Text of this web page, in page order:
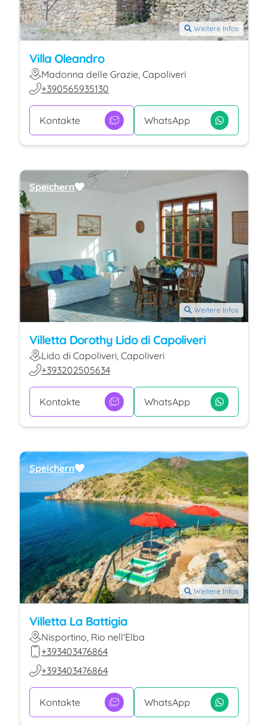
Weitere Infos
Villa Oleandro
Madonna delle Grazie, Capoliveri
+390565935130
Kontakte WhatsApp
Weitere Infos
Villetta Dorothy Lido di Capoliveri
Lido di Capoliveri, Capoliveri
+393202505634
Kontakte WhatsApp
Speichern
Weitere Infos
Villetta La Battigia
Nisportino, Rio nell'Elba
+393403476864
+393403476864
Kontakte WhatsApp
Speichern